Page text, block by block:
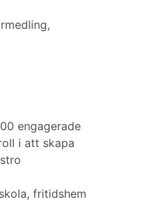
engagerade
i att skapa
fritidshem